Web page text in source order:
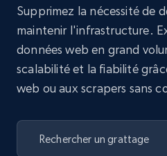
Supprimez la nécessité de
maintenir l'infrastructure.
données web en grand
scalabilité et la fiabilité
web ou aux scrapers sans